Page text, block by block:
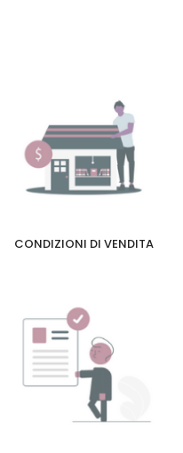
CONDIZIONI DI VENDITA